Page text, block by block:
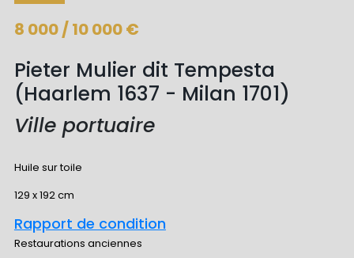
8 000 / 10 000 €
Pieter Mulier dit Tempesta
(Haarlem 1637 - Milan 1701)
Ville portuaire
Huile sur toile
129 x 192 cm
Rapport de condition
Restaurations anciennes